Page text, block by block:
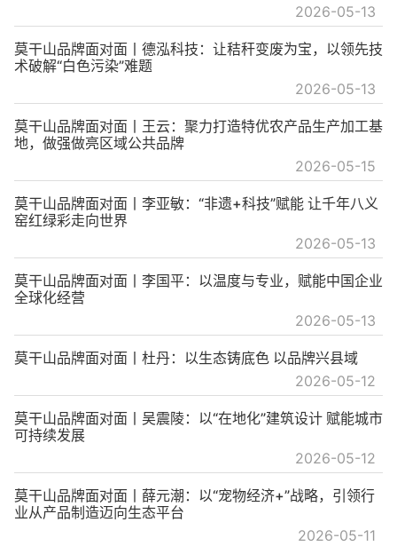
2026-05-13
2026-05-13
莫干山品牌面对面丨德泓科技：让秸秆变废为宝，以领先技
术破解“白色污染”难题
2026-05-15
莫干山品牌面对面丨王云：聚力打造特优农产品生产加工基
地，做强做亮区域公共品牌
2026-05-13
莫干山品牌面对面丨李亚敏：“非遗+科技”赋能 让千年八义
窑红绿彩走向世界
2026-05-13
莫干山品牌面对面丨李国平：以温度与专业，赋能中国企业
全球化经营
2026-05-12
莫干山品牌面对面丨杜丹：以生态铸底色 以品牌兴县域
2026-05-12
莫干山品牌面对面丨吴震陵：以“在地化”建筑设计 赋能城市
可持续发展
2026-05-11
莫干山品牌面对面丨薛元潮：以“宠物经济+”战略，引领行
业从产品制造迈向生态平台